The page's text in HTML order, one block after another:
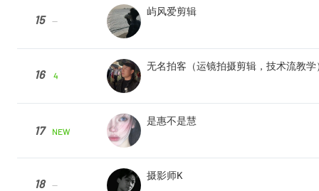
15 --
屿风爱剪辑
16 4
无名拍客（运镜拍摄剪辑，技术流教学
17 NEW
是惠不是慧
18 --
摄影师K